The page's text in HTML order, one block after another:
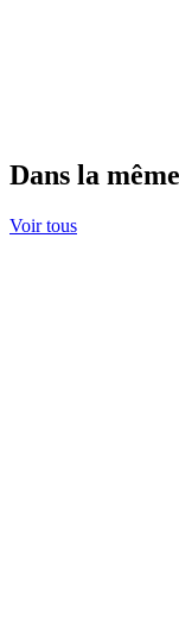
Dans la
Voir tous